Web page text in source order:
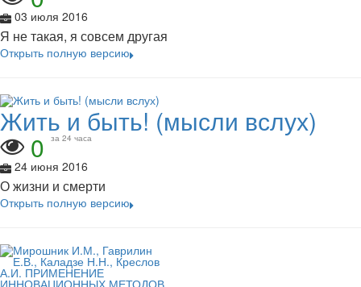
03 июля 2016
Я не такая, я совсем другая
Открыть полную версию
Жить и быть! (мысли вслух)
0 за 24 часа
24 июня 2016
О жизни и смерти
Открыть полную версию